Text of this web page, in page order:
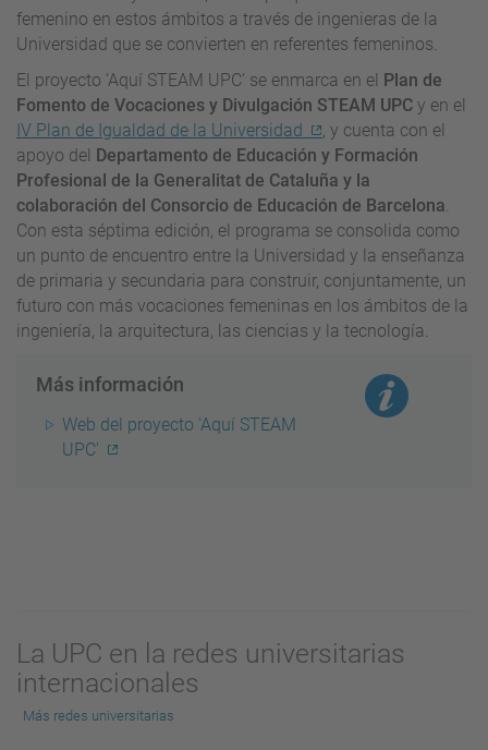
femenino en estos ámbitos a través de ingenieras de la
Universidad que se convierten en referentes femeninos.
El proyecto ‘Aquí STEAM UPC’ se enmarca en el Plan de
Fomento de Vocaciones y Divulgación STEAM UPC y en el
IV Plan de Igualdad de la Universidad
, y cuenta con el
apoyo del Departamento de Educación y Formación
Profesional de la Generalitat de Cataluña y la
colaboración del Consorcio de Educación de Barcelona
Con esta séptima edición, el programa se consolida como
un punto de encuentro entre la Universidad y la enseñanza
de primaria y secundaria para construir, conjuntamente, un
futuro con más vocaciones femeninas en los ámbitos de la
ingeniería, la arquitectura, las ciencias y la tecnología.
Más información
Web del proyecto 'Aquí STEAM
UPC'
La UPC en la redes universitarias
internacionales
Más redes universitarias